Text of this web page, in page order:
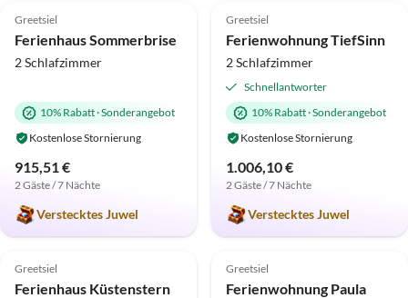
Greetsiel
Ferienhaus Sommerbrise
2 Schlafzimmer
10% Rabatt·Sonderangebot
Kostenlose Stornierung
915,51 €
2 Gäste / 7 Nächte
Verstecktes Juwel
Greetsiel
Ferienwohnung TiefSinn
2 Schlafzimmer
Schnellantworter
10% Rabatt·Sonderangebot
Kostenlose Stornierung
1.006,10 €
2 Gäste / 7 Nächte
Verstecktes Juwel
Top-Inserat
Greetsiel
Ferienhaus Küstenstern
Top-Inserat
Greetsiel
Ferienwohnung Paula